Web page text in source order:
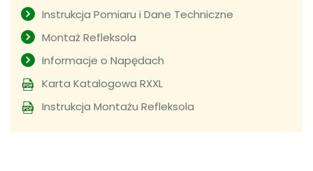
Instrukcja Pomiaru i Dane Techniczne
Montaż Refleksola
Informacje o Napędach
Karta Katalogowa RXXL
Instrukcja Montażu Refleksola